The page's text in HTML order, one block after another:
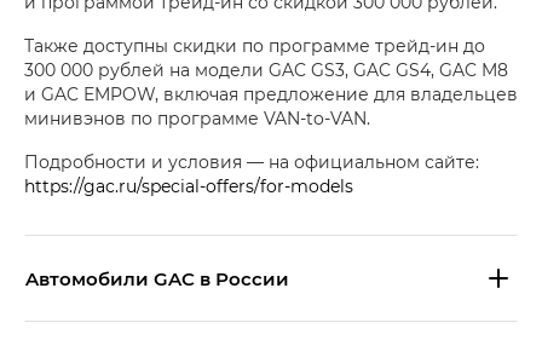
Также доступны скидки по программе трейд-ин до
300 000 рублей на модели GAC GS3, GAC GS4, GAC M8
и GAC EMPOW, включая предложение для владельцев
минивэнов по программе VAN-to-VAN.
Подробности и условия — на официальном сайте:
https://gac.ru/special-offers/for-models
Aвтомобили GAC в России